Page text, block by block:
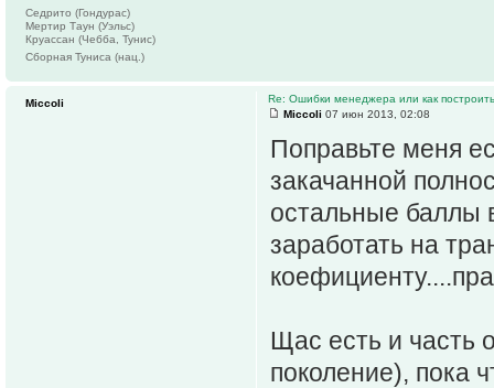
Седрито (Гондурас)
Мертир Таун (Уэльс)
Круассан (Чебба, Тунис)
Сборная Туниса (нац.)
Re: Ошибки менеджера или как построить
Miccoli 07 июн 2013, 02:08
Поправьте меня
закачанной
остальные баллы
заработать на
Щас есть и часть
поколение), пока
Miccoli